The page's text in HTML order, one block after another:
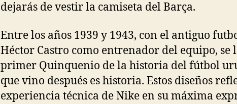
dejarás de vestir la camiseta del Barça.
Entre los años 1939 y 1943, con el antiguo
Héctor Castro como entrenador del equipo, se
primer Quinquenio de la historia del fútbol
que vino después es historia. Estos diseños
experiencia técnica de Nike en su máxima